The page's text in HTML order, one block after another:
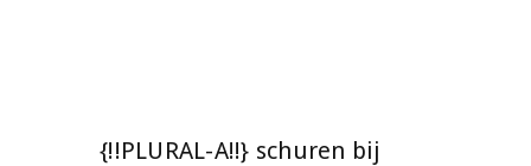
{!!PLURAL-A!!} schuren bij